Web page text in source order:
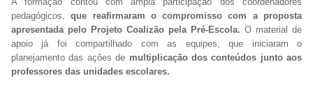
pedagógicos,que reafirmaram o compromisso com a proposta
apresentada pelo Projeto Coalizão pela Pré-Escola. O material de
apoio já foi compartilhado com as equipes, que iniciaram o
planejamento das ações de multiplicação dos conteúdos junto aos
professores das unidades escolares.